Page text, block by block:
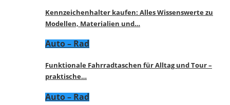
Kennzeichenhalter kaufen: Alles Wissenswerte zu
Modellen, Materialien und…
Auto – Rad
Funktionale Fahrradtaschen für Alltag und Tour –
praktische…
Auto – Rad